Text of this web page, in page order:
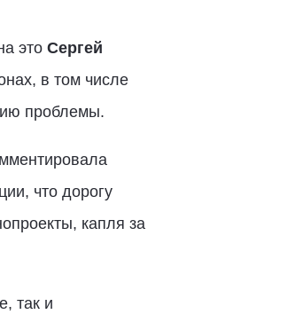
это Сергей
в том числе
проблемы.
что дорогу
капля за
так и